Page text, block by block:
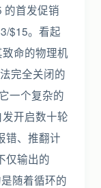
的首发促销
$15。看起
命的物理机
完全关闭的
一个复杂的
开启数十轮
错、推翻计
仅输出的
随着循环的